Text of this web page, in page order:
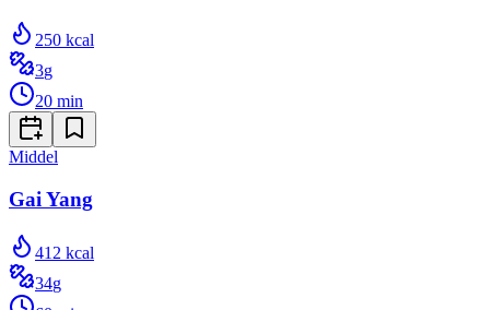
250 kcal
3g
20 min
Middel
Gai Yang
412 kcal
34g